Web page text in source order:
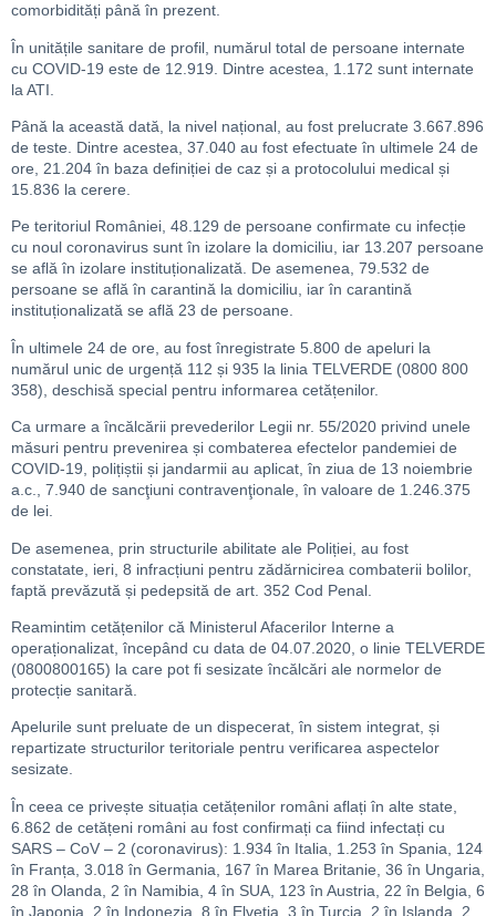
comorbidități până în prezent.
În unitățile sanitare de profil, numărul total de persoane internate
cu COVID-19 este de 12.919. Dintre acestea, 1.172 sunt internate
la ATI.
Până la această dată, la nivel național, au fost prelucrate 3.667.896
de teste. Dintre acestea, 37.040 au fost efectuate în ultimele 24 de
ore, 21.204 în baza definiției de caz și a protocolului medical și
15.836 la cerere.
Pe teritoriul României, 48.129 de persoane confirmate cu infecție
cu noul coronavirus sunt în izolare la domiciliu, iar 13.207 persoane
se află în izolare instituționalizată. De asemenea, 79.532 de
persoane se află în carantină la domiciliu, iar în carantină
instituționalizată se află 23 de persoane.
În ultimele 24 de ore, au fost înregistrate 5.800 de apeluri la
numărul unic de urgență 112 și 935 la linia TELVERDE (0800 800
358), deschisă special pentru informarea cetățenilor.
Ca urmare a încălcării prevederilor Legii nr. 55/2020 privind unele
măsuri pentru prevenirea și combaterea efectelor pandemiei de
COVID-19, polițiștii și jandarmii au aplicat, în ziua de 13 noiembrie
a.c., 7.940 de sancţiuni contravenţionale, în valoare de 1.246.375
de lei.
De asemenea, prin structurile abilitate ale Poliției, au fost
constatate, ieri, 8 infracțiuni pentru zădărnicirea combaterii bolilor,
faptă prevăzută și pedepsită de art. 352 Cod Penal.
Reamintim cetățenilor că Ministerul Afacerilor Interne a
operaționalizat, începând cu data de 04.07.2020, o linie TELVERDE
(0800800165) la care pot fi sesizate încălcări ale normelor de
protecție sanitară.
Apelurile sunt preluate de un dispecerat, în sistem integrat, și
repartizate structurilor teritoriale pentru verificarea aspectelor
sesizate.
În ceea ce privește situația cetățenilor români aflați în alte state,
6.862 de cetățeni români au fost confirmați ca fiind infectați cu
SARS – CoV – 2 (coronavirus): 1.934 în Italia, 1.253 în Spania, 124
în Franța, 3.018 în Germania, 167 în Marea Britanie, 36 în Ungaria,
28 în Olanda, 2 în Namibia, 4 în SUA, 123 în Austria, 22 în Belgia, 6
în Japonia, 2 în Indonezia, 8 în Elveția, 3 în Turcia, 2 în Islanda, 2